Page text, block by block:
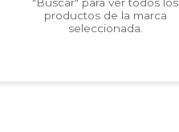
productos de la marca
seleccionada.